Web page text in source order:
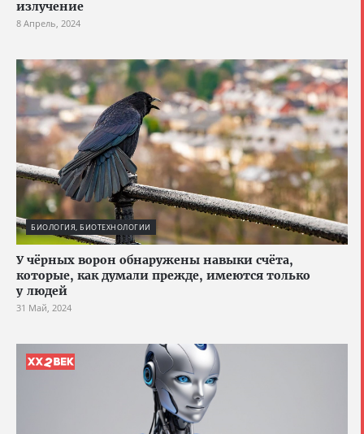
излучение
8 Апрель, 2024
БИОЛОГИЯ, БИОТЕХНОЛОГИИ
У чёрных ворон обнаружены навыки счёта,
которые, как думали прежде, имеются только
у людей
31 Май, 2024